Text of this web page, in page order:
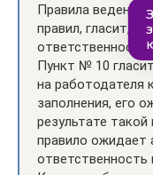
Правила ведения
правил, гласит,
ответственность
Пункт № 10
на работодателя
заполнения, его
результате такой
правило ожидает
ответственность